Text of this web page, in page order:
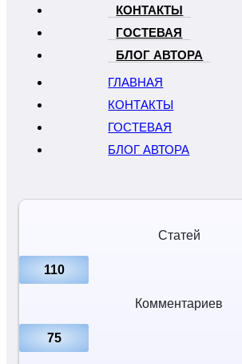
КОНТАКТЫ
ГОСТЕВАЯ
БЛОГ АВТОРА
ГЛАВНАЯ
КОНТАКТЫ
ГОСТЕВАЯ
БЛОГ АВТОРА
Статей
110
Комментариев
75